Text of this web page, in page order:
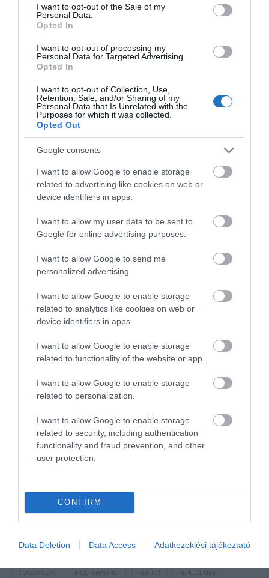
consent section.
I want to opt-out of the Sale of my
Personal Data.
Opted In
I want to opt-out of processing my
Personal Data for Targeted Advertising.
Opted In
I want to opt-out of Collection, Use,
Retention, Sale, and/or Sharing of my
Personal Data that Is Unrelated with the
Purposes for which it was collected.
Opted Out
Google consents
I want to allow Google to enable storage
related to advertising like cookies on web or
device identifiers in apps.
I want to allow my user data to be sent to
Google for online advertising purposes.
I want to allow Google to send me
personalized advertising.
I want to allow Google to enable storage
related to analytics like cookies on web or
device identifiers in apps.
I want to allow Google to enable storage
related to functionality of the website or app.
I want to allow Google to enable storage
related to personalization.
I want to allow Google to enable storage
related to security, including authentication
functionality and fraud prevention, and other
user protection.
CONFIRM
Data Deletion Data Access Adatkezeklési tájékoztató
Hírlevelünkreis feliratkozhatsz.
Megosztás
BELFÖLDI TURIZMUS
SZAKMAI CIKKEK
HETI BÖLCSESSÉG
"Az ember, aki a tengert nézi, szerelemtől
sújtott gyerek." Jean-Michel Maulpoix
KÖZÖSSÉGÜNK TÉGED IS VÁR!
NÉZZ KÖRBE TÉMÁK SZERINT!
BGYH BOOKING BUDAPEST BUDAPEST AIRPORT EMIRATES
FEJLESZTÉS FÜRDŐ GYÓGYFÜRDŐ
OLASZORSZÁG REPÜLŐJÁRAT